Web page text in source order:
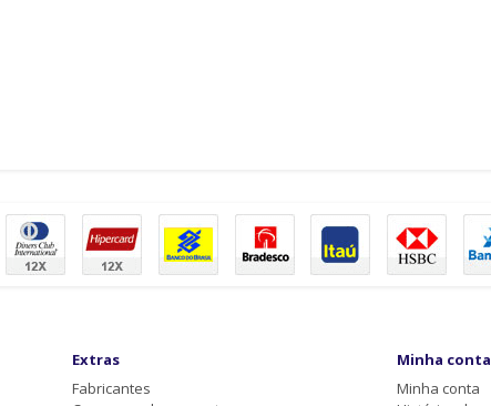
Extras
Fabricantes
Minha conta
Minha conta